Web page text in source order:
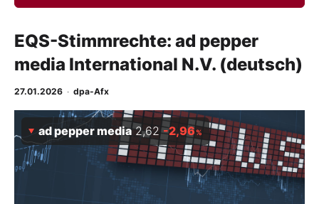
Anlageprodukte
Finanz-Check
Abo & Shop
BO-Musterdepots
EQS-Stimmrechte: ad pepper
media International N.V. (deutsch)
27.01.2026 · dpa-Afx
ad pepper media 2,62 -2,96%